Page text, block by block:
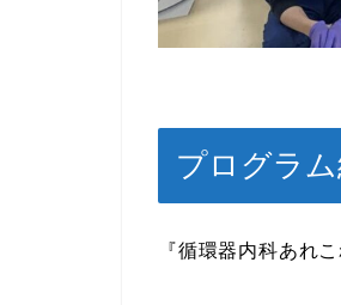
プログラ
『循環器内科あれ